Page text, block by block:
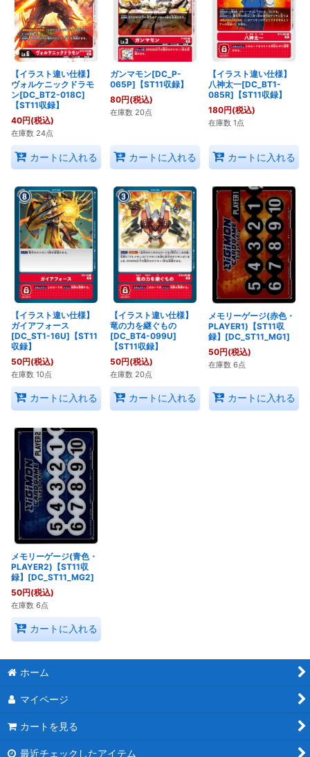
【イラスト違い仕様】
ヴォルケニックドラモ
ン[DC_BT2-018C]
【ST11収録】
40円(税込)
在庫数 24点
カートに入れる
ガンマモン[DC_P-
065P]【ST11収録】
80円(税込)
在庫数 20点
カートに入れる
【イラスト違い仕様】
八神太一[DC_BT1-
085R]【ST11収録】
180円(税込)
在庫数 1点
カートに入れる
【イラスト違い仕様】
ガイアフォース
[DC_ST1-16U]【ST11
収録】
50円(税込)
在庫数 10点
カートに入れる
【イラスト違い仕様】
竜の力を継ぐもの
[DC_BT4-099U]
【ST11収録】
50円(税込)
在庫数 20点
カートに入れる
メモリーゲージ(赤色・
PLAYER1)【ST11収
録】[DC_ST11_MG1]
50円(税込)
在庫数 6点
カートに入れる
メモリーゲージ(青色・
PLAYER2)【ST11収
録】[DC_ST11_MG2]
50円(税込)
在庫数 6点
カートに入れる
ホーム
マイページ
カートを見る
最近チェックしたアイテム